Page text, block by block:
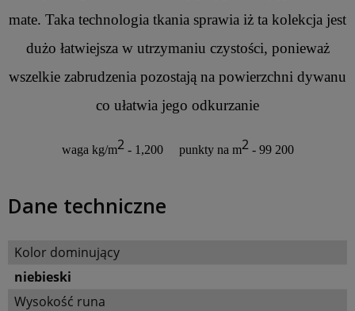
mate. Taka technologia tkania sprawia iż ta kolekcja jest
dużo łatwiejsza w utrzymaniu czystości, ponieważ
wszelkie zabrudzenia pozostają na powierzchni dywanu
co ułatwia jego odkurzanie
waga kg/m2- 1,200 punkty na m2- 99 200
Dane techniczne
Kolor dominujący
niebieski
Wysokość runa